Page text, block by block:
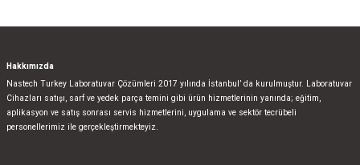
Hakkımızda
Nastech Turkey Laboratuvar Çözümleri 2017 yılında İstanbul’ da kurulmuştur. Laboratuvar
Cihazları satışı, sarf ve yedek parça temini gibi ürün hizmetlerinin yanında; eğitim,
aplikasyon ve satış sonrası servis hizmetlerini, uygulama ve sektör tecrübeli
personellerimiz ile gerçekleştirmekteyiz.